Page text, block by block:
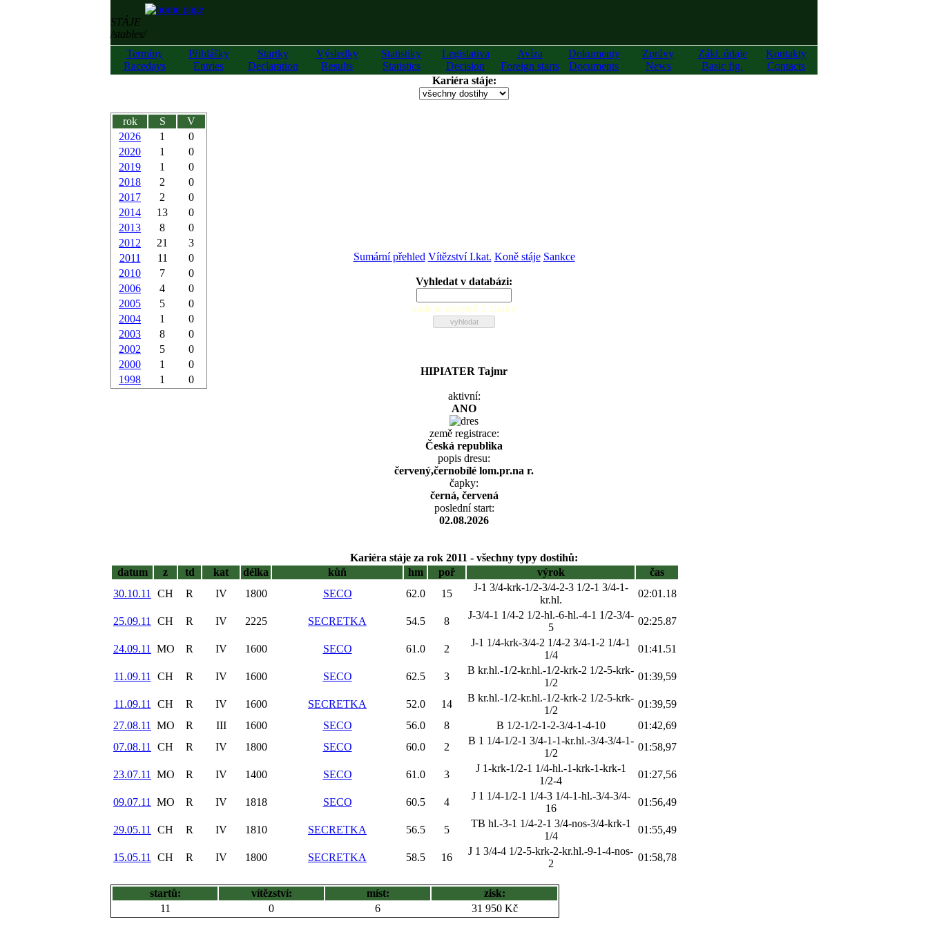
STÁJE
/stables/
Termíny
Racedays
Přihlášky
Entries
Startky
Declaration
Výsledky
Results
Statistiky
Statistics
Legislativa
Decision
Avíza
Foreign starts
Dokumenty
Documents
Zprávy
News
Zákl. údaje
Basic fig.
Kontakty
Contacts
Kariéra stáje:
rok S
V
2026
1
0
2020
1
0
2019
1
0
2018
2
0
2017
2
0
2014
13
0
2013
8
0
2012
21
3
2011
11
0
2010
7
0
2006
4
0
2005
5
0
2004
1
0
2003
8
0
2002
5
0
2000
1
0
1998
1 0
Sumární přehled Vítězství I.kat. Koně stáje Sankce
Vyhledat v databázi:
zadejte alespoň 2 znaky
HIPIATER Tajmr
aktivní:
ANO
země registrace:
Česká republika
popis dresu:
červený,černobílé lom.pr.na r.
čapky:
černá, červená
poslední start:
02.08.2026
Kariéra stáje za rok 2011 - všechny typy dostihů:
datum
z td kat délka kůň hm poř výrok
čas
30.10.11
CH R IV 1800 SECO 62.0 15
J-1 3/4-krk-1/2-3/4-2-3 1/2-1 3/4-1-
kr.hl.
02:01.18
25.09.11 CH R IV 2225 SECRETKA 54.5 8
J-3/4-1 1/4-2 1/2-hl.-6-hl.-4-1 1/2-3/4-
5
02:25.87
24.09.11 MO R IV 1600 SECO 61.0 2
J-1 1/4-krk-3/4-2 1/4-2 3/4-1-2 1/4-1
1/4
01:41.51
11.09.11 CH R IV 1600 SECO 62.5 3
B kr.hl.-1/2-kr.hl.-1/2-krk-2 1/2-5-krk-
1/2
01:39,59
11.09.11 CH R IV 1600 SECRETKA 52.0 14
B kr.hl.-1/2-kr.hl.-1/2-krk-2 1/2-5-krk-
1/2
01:39,59
27.08.11
MO R III 1600 SECO 56.0 8 B 1/2-1/2-1-2-3/4-1-4-10
01:42,69
07.08.11
CH R IV 1800 SECO 60.0 2
B 1 1/4-1/2-1 3/4-1-1-kr.hl.-3/4-3/4-1-
1/2
01:58,97
23.07.11 MO R IV 1400 SECO 61.0 3
J 1-krk-1/2-1 1/4-hl.-1-krk-1-krk-1
1/2-4
01:27,56
09.07.11 MO R IV 1818 SECO 60.5 4
J 1 1/4-1/2-1 1/4-3 1/4-1-hl.-3/4-3/4-
16
01:56,49
29.05.11 CH R IV 1810 SECRETKA 56.5 5
TB hl.-3-1 1/4-2-1 3/4-nos-3/4-krk-1
1/4
01:55,49
15.05.11 CH R IV 1800 SECRETKA 58.5 16
J 1 3/4-4 1/2-5-krk-2-kr.hl.-9-1-4-nos-
2
01:58,78
startů: vítězství: míst:
zisk:
11
0 6 31 950 Kč